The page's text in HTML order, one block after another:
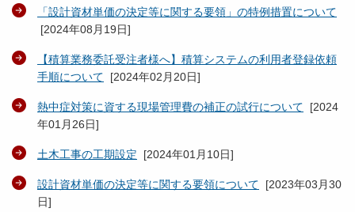
「設計資材単価の決定等に関する要領」の特例措置について
[2024年08月19日]
【積算業務委託受注者様へ】積算システムの利用者登録依頼
手順について [2024年02月20日]
熱中症対策に資する現場管理費の補正の試行について [2024
年01月26日]
土木工事の工期設定 [2024年01月10日]
設計資材単価の決定等に関する要領について [2023年03月30
日]